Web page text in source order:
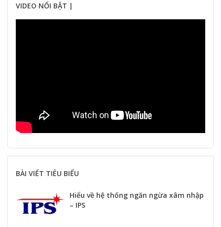
VIDEO NỔI BẬT |
BÀI VIẾT TIÊU BIỂU
Hiểu về hệ thống ngăn ngừa xâm nhập
– IPS